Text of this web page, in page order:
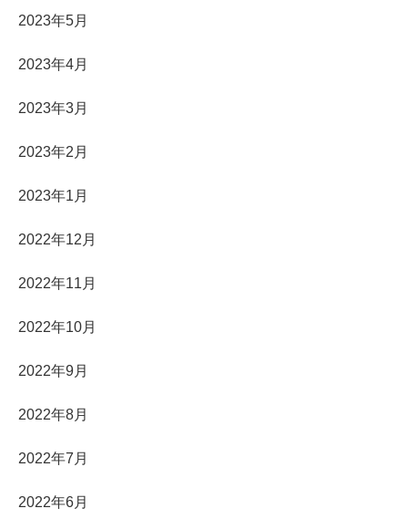
2023年5月
2023年4月
2023年3月
2023年2月
2023年1月
2022年12月
2022年11月
2022年10月
2022年9月
2022年8月
2022年7月
2022年6月